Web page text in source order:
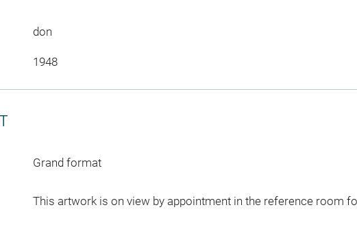
don
1948
Grand format
This artwork is on view by appointment in the reference room